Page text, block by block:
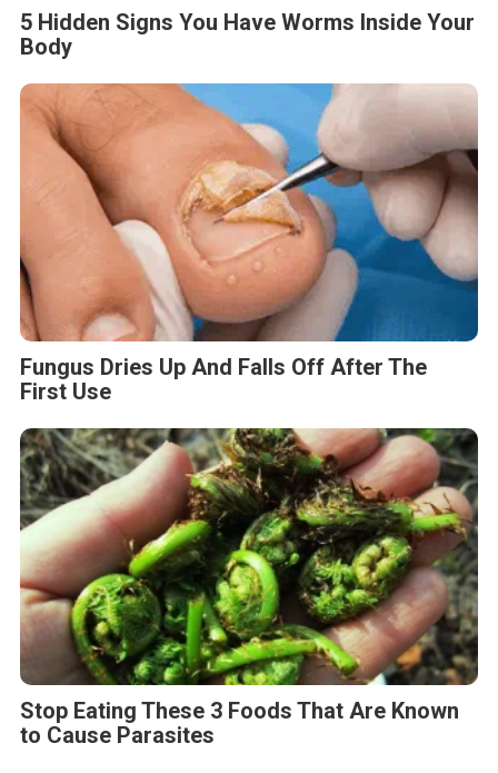
5 Hidden Signs You Have Worms Inside Your
Body
Fungus Dries Up And Falls Off After The
First Use
Stop Eating These 3 Foods That Are Known
to Cause Parasites